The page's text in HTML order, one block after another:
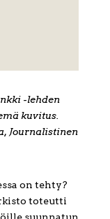
-lehden
kuvitus.
Journalistinen
on tehty?
toteutti